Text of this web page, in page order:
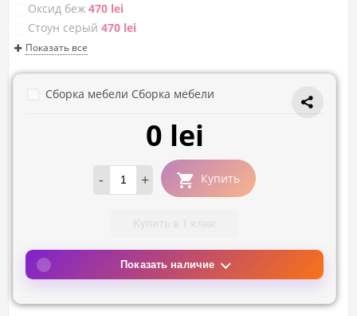
Оксид беж 470 lei
Стоун серый 470 lei
Показать все
Сборка мебели Сборка мебели
0 lei
- + Купить
Показать наличие